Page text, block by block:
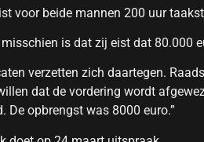
voor beide mannen 200 uur
is dat zij eist dat 80.000
verzetten zich daartegen.
dat de vordering wordt
De opbrengst was 8000 euro.”